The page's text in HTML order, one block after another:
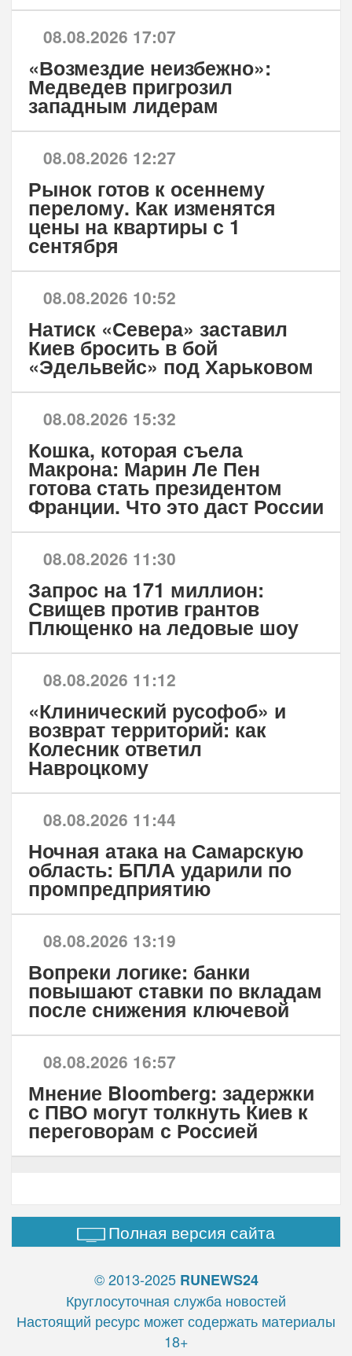
08.08.2026 17:07
«Возмездие неизбежно»:
Медведев пригрозил
западным лидерам
08.08.2026 12:27
Рынок готов к осеннему
перелому. Как изменятся
цены на квартиры с 1
сентября
08.08.2026 10:52
Натиск «Севера» заставил
Киев бросить в бой
«Эдельвейс» под Харьковом
08.08.2026 15:32
Кошка, которая съела
Макрона: Марин Ле Пен
готова стать президентом
Франции. Что это даст России
08.08.2026 11:30
Запрос на 171 миллион:
Свищев против грантов
Плющенко на ледовые шоу
08.08.2026 11:12
«Клинический русофоб» и
возврат территорий: как
Колесник ответил
Навроцкому
08.08.2026 11:44
Ночная атака на Самарскую
область: БПЛА ударили по
промпредприятию
08.08.2026 13:19
Вопреки логике: банки
повышают ставки по вкладам
после снижения ключевой
08.08.2026 16:57
Мнение Bloomberg: задержки
с ПВО могут толкнуть Киев к
переговорам с Россией
Полная версия сайта
© 2013-2025 RUNEWS24
Круглосуточная служба новостей
Настоящий ресурс может содержать материалы
18+